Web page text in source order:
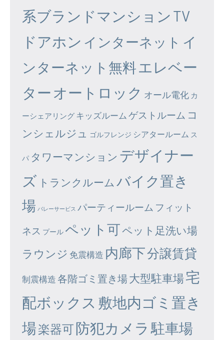
系ブランドマンション TV
ドアホン インターネット イ
ンターネット無料エレベー
ター オートロック オール電化 カ
ーシェアリング キッズルーム ゲストルーム コ
ンシェルジュ
ゴルフレンジ シアタールーム ス
パ タワーマンション デザイナー
ズ トランクルーム バイク置き
場 バレーサービス パーティールーム フィット
ネス プール ペット可ペット足洗い場
ラウンジ 免震構造 内廊下分譲賃貸
制震構造 各階ゴミ置き場大型駐車場宅
配ボックス 敷地内ゴミ置き
場楽器可防犯カメラ 駐車場